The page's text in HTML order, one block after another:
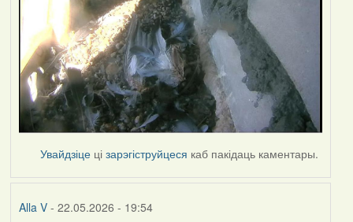
Увайдзіце цізарэгіструйцеся каб пакідаць каментары.
Alla V- 22.05.2026 - 19:54